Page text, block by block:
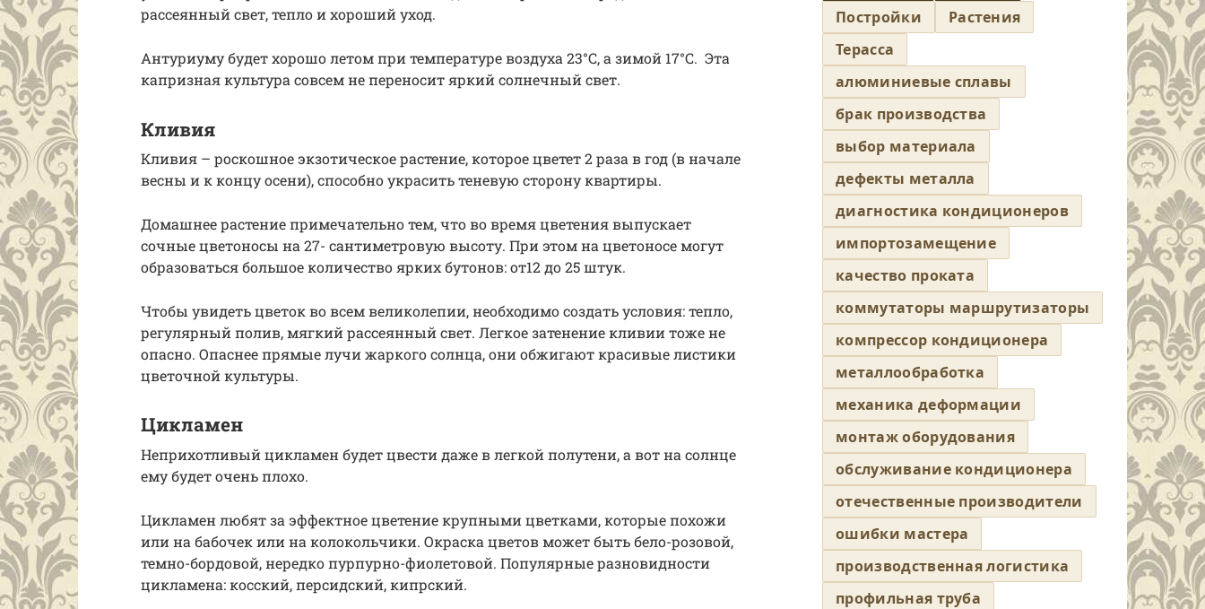
рассеянный свет, тепло и хороший уход.
Антуриуму будет хорошо летом при температуре воздуха 23°C, а зимой 17°C. Эта
капризная культура совсем не переносит яркий солнечный свет.
Кливия
Кливия – роскошное экзотическое растение, которое цветет 2 раза в год (в начале
весны и к концу осени), способно украсить теневую сторону квартиры.
Домашнее растение примечательно тем, что во время цветения выпускает
сочные цветоносы на 27- сантиметровую высоту. При этом на цветоносе могут
образоваться большое количество ярких бутонов: от12 до 25 штук.
Чтобы увидеть цветок во всем великолепии, необходимо создать условия: тепло,
регулярный полив, мягкий рассеянный свет. Легкое затенение кливии тоже не
опасно. Опаснее прямые лучи жаркого солнца, они обжигают красивые листики
цветочной культуры.
Цикламен
Неприхотливый цикламен будет цвести даже в легкой полутени, а вот на солнце
ему будет очень плохо.
Цикламен любят за эффектное цветение крупными цветками, которые похожи
или на бабочек или на колокольчики. Окраска цветов может быть бело-розовой,
темно-бордовой, нередко пурпурно-фиолетовой. Популярные разновидности
цикламена: косский, персидский, кипрский.
Постройки
Растения
Терасса
алюминиевые сплавы
брак производства
выбор материала
дефекты металла
диагностика кондиционеров
импортозамещение
качество проката
коммутаторы маршрутизаторы
компрессор кондиционера
металлообработка
механика деформации
монтаж оборудования
обслуживание кондиционера
отечественные производители
ошибки мастера
производственная логистика
профильная труба